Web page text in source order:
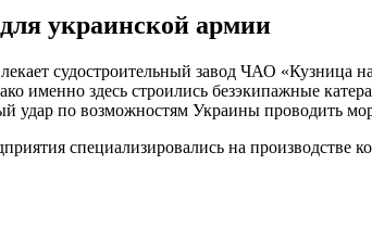
украинской армии
судостроительный завод ЧАО «Кузница
именно здесь строились безэкипажные
удар по возможностям Украины проводить
специализировались на